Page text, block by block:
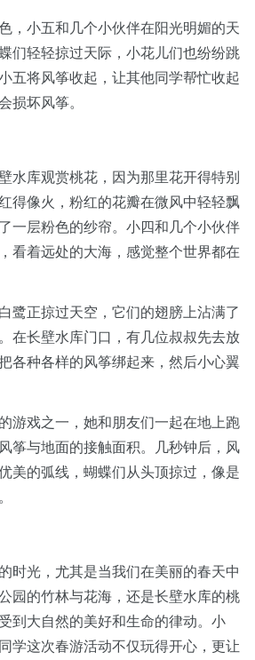
，小五和几个小伙伴在阳光明媚的天
们轻轻掠过天际，小花儿们也纷纷跳
五将风筝收起，让其他同学帮忙收起
损坏风筝。
水库观赏桃花，因为那里花开得特别
得像火，粉红的花瓣在微风中轻轻飘
一层粉色的纱帘。小四和几个小伙伴
看着远处的大海，感觉整个世界都在
鹭正掠过天空，它们的翅膀上沾满了
在长壁水库门口，有几位叔叔先去放
各种各样的风筝绑起来，然后小心翼
游戏之一，她和朋友们一起在地上跑
筝与地面的接触面积。几秒钟后，风
美的弧线，蝴蝶们从头顶掠过，像是
时光，尤其是当我们在美丽的春天中
园的竹林与花海，还是长壁水库的桃
到大自然的美好和生命的律动。小
学这次春游活动不仅玩得开心，更让